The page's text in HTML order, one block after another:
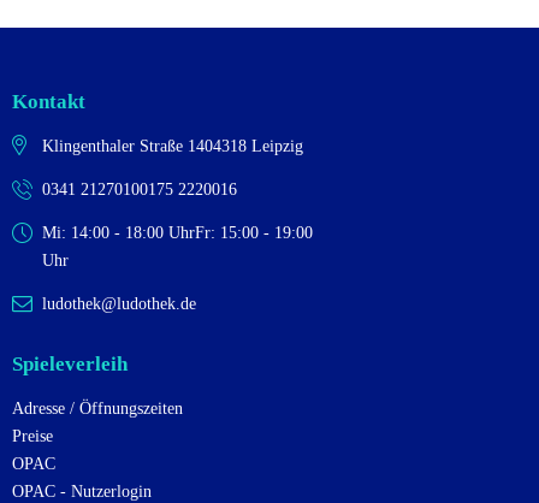
Kontakt
Klingenthaler Straße 1404318 Leipzig
0341 21270100175 2220016
Mi: 14:00 - 18:00 UhrFr: 15:00 - 19:00
Uhr
ludothek@ludothek.de
Spieleverleih
Adresse / Öffnungszeiten
Preise
OPAC
OPAC - Nutzerlogin